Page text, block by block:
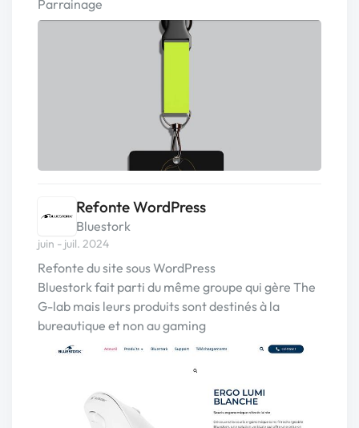
Parrainage
Refonte WordPress
Bluestork
juin - juil. 2024
Refonte du site sous WordPress
Bluestork fait parti du même groupe qui gère The
G-lab mais leurs produits sont destinés à la
bureautique et non au gaming